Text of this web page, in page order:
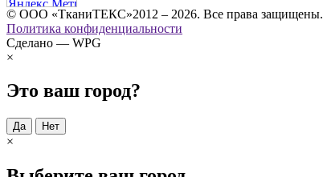
© ООО «ТканиТЕКС»2012 – 2026. Все права защищены.
Политика конфиденциальности
Сделано — WPG
×
Это ваш город?
Да Нет
×